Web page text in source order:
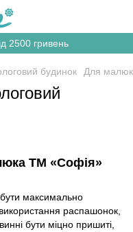
2500 гривень
будинок Для
ТМ «Софія»
максимально
распашонок,
бути міцно пришиті,